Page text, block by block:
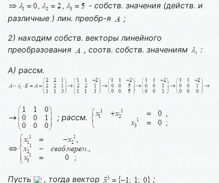
- собств. значения (действ. и
различные ) лин. преобр-я
;
2) находим собств. векторы линейного
преобразования
, соотв. собств. значениям :
А) рассм.
; рассм.
Пусть , тогда вектор ;